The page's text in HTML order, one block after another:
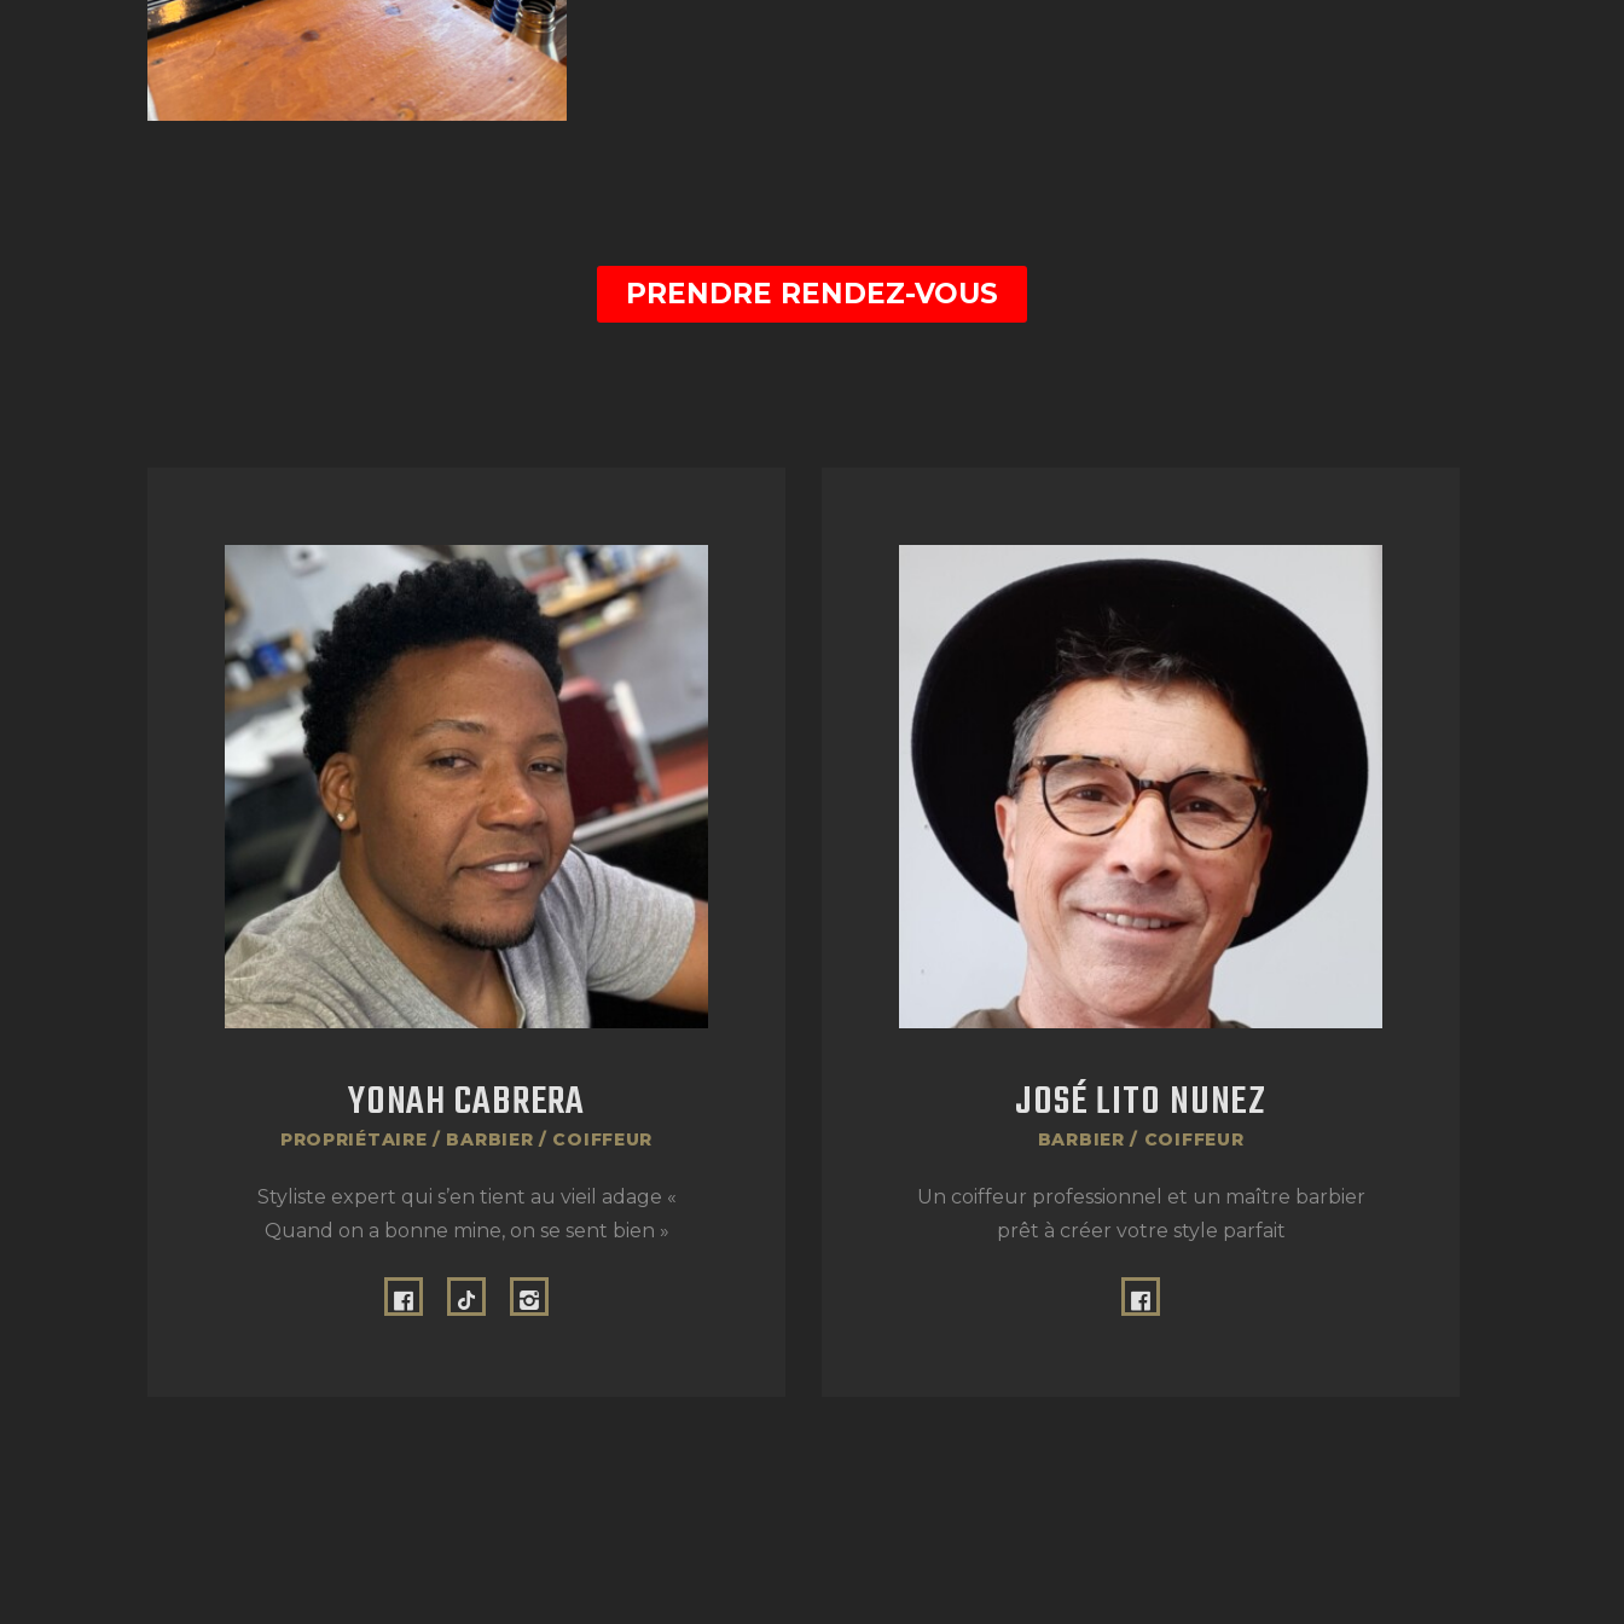
PRENDRE RENDEZ-VOUS
YONAH CABRERA
PROPRIÉTAIRE / BARBIER / COIFFEUR
Styliste expert qui s’en tient au vieil adage «
Quand on a bonne mine, on se sent bien »
JOSÉ LITO NUNEZ
BARBIER / COIFFEUR
Un coiffeur professionnel et un maître barbier
prêt à créer votre style parfait